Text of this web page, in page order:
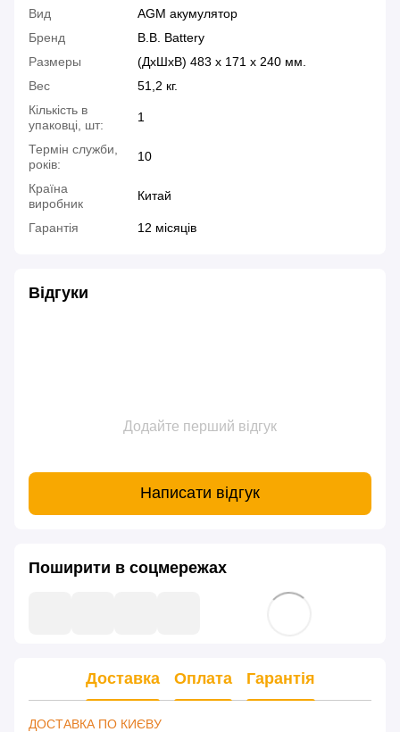
Вид
AGM акумулятор
Бренд
B.B. Battery
Размеры
(ДхШхВ) 483 х 171 х 240 мм.
Вес
51,2 кг.
Кількість в
упаковці, шт:
1
Термін служби,
років:
10
Країна
виробник
Китай
Гарантія 12 місяців
Відгуки
Додайте перший відгук
Написати відгук
Поширити в соцмережах
Доставка Оплата Гарантія
ДОСТАВКА ПО КИЄВУ